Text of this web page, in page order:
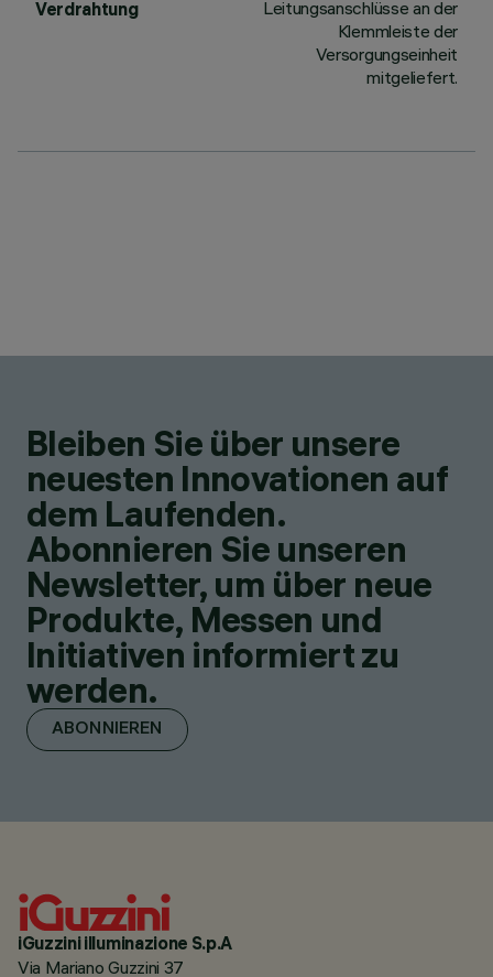
Verdrahtung
Leitungsanschlüsse an der
Klemmleiste der
Versorgungseinheit
mitgeliefert.
Bleiben Sie über unsere
neuesten Innovationen auf
dem Laufenden.
Abonnieren Sie unseren
Newsletter, um über neue
Produkte, Messen und
Initiativen informiert zu
werden.
ABONNIEREN
iGuzzini illuminazione S.p.A
Via Mariano Guzzini 37